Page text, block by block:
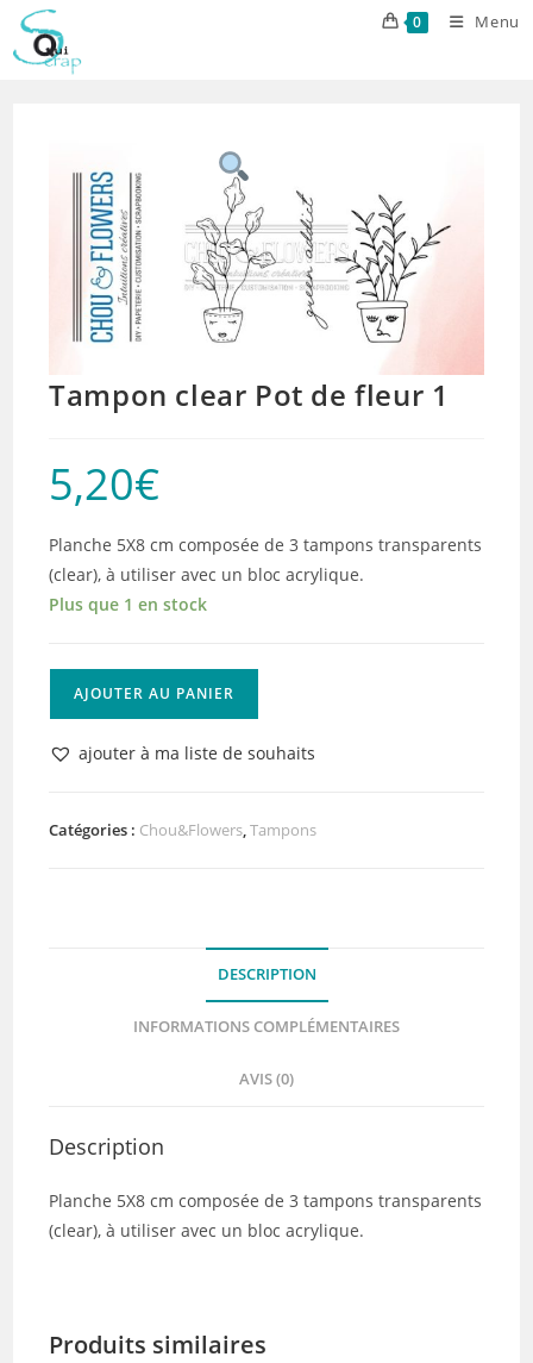
Skip
content
0 Menu
Tampon clear Pot de fleur 1
5,20€
Planche 5X8 cm composée de 3 tampons transparents
(clear), à utiliser avec un bloc acrylique.
Plus que 1 en stock
Tampon
de
AJOUTER AU PANIER
ajouter à ma liste de souhaits
Catégories : Chou&Flowers,Tampons
DESCRIPTION
INFORMATIONS COMPLÉMENTAIRES
AVIS (0)
Description
Planche 5X8 cm composée de 3 tampons transparents
(clear), à utiliser avec un bloc acrylique.
Produits similaires